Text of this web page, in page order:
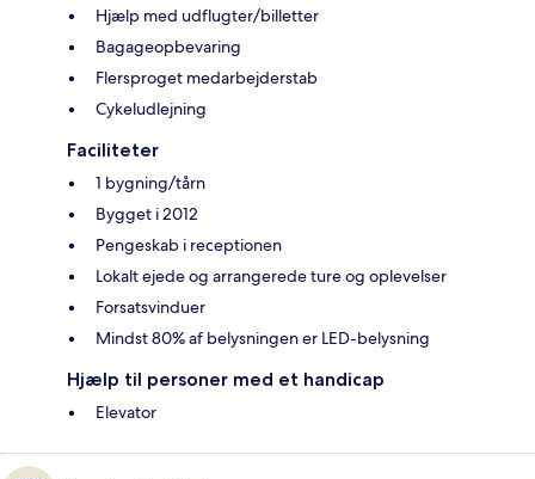
Hjælp med udflugter/billetter
Bagageopbevaring
Flersproget medarbejderstab
Cykeludlejning
Faciliteter
1 bygning/tårn
Bygget i 2012
Pengeskab i receptionen
Lokalt ejede og arrangerede ture og oplevelser
Forsatsvinduer
Mindst 80% af belysningen er LED-belysning
Hjælp til personer med et handicap
Elevator